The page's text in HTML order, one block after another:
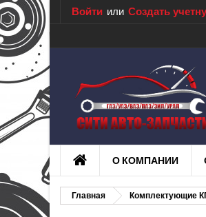
Войти или Создать
О КОМПАНИИ
Главная Комплектующие